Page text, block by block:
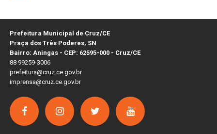
Prefeitura Municipal de Cruz/CE
Praça dos Três Poderes, SN
Bairro: Aningas - CEP: 62595-000 - Cruz/CE
88 99259-3006
prefeitura@cruz.ce.gov.br
imprensa@cruz.ce.gov.br